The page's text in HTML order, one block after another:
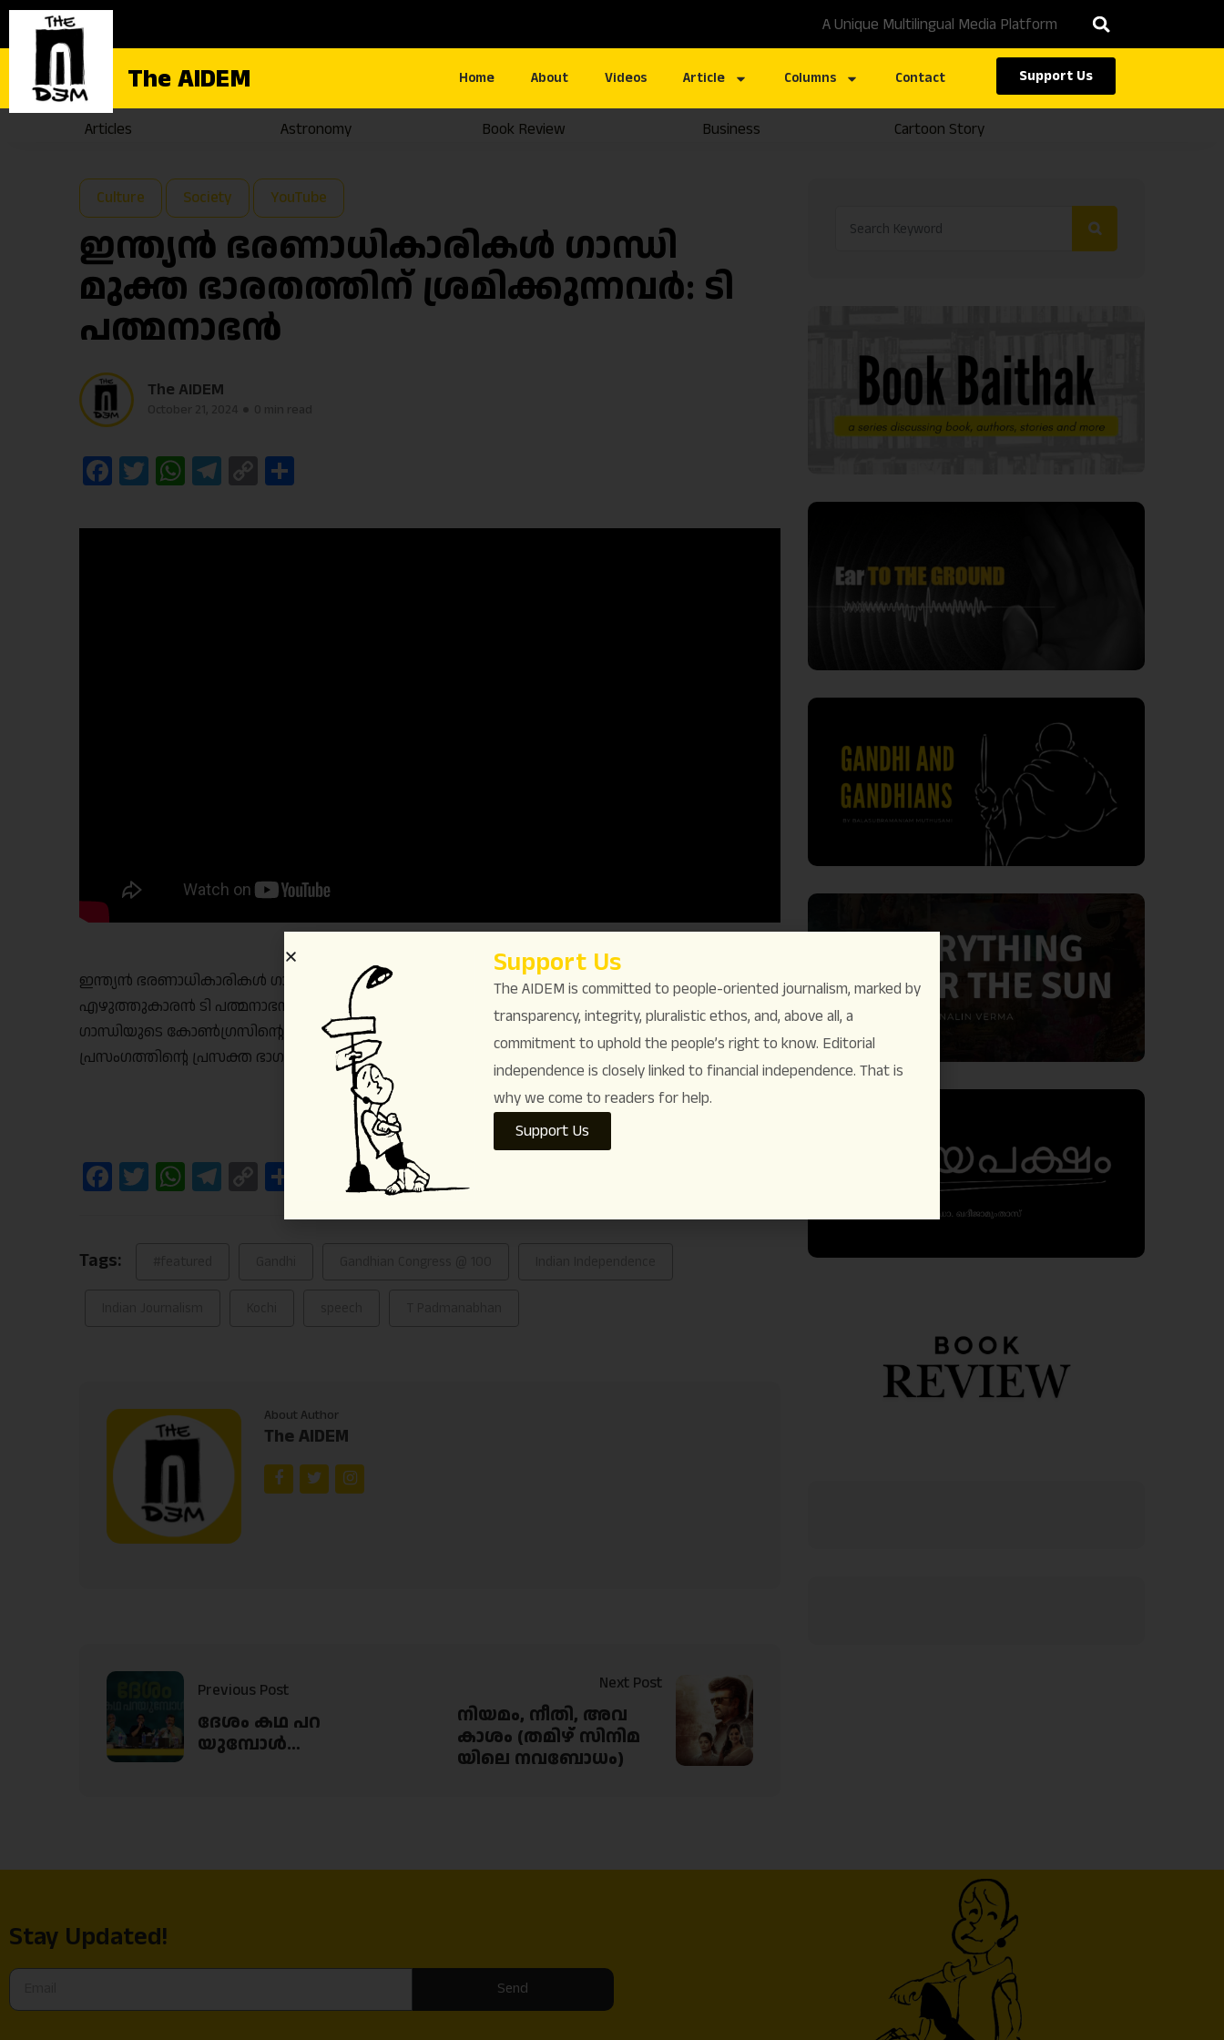
A Unique Multilingual Media Platform
The AIDEM Home About Videos Article Columns Contact Support Us
Articles Astronomy Book Review Business Cartoon Story
Culture Society YouTube
ഇന്ത്യൻ ഭരണാധികാരികൾ ഗാന്ധി
മുക്ത ഭാരതത്തിന് ശ്രമിക്കുന്നവർ: ടി
പത്മനാഭൻ
The AIDEM
Facebook
Twitter
WhatsApp
Telegram
Copy
Link
ഇന്ത്യൻ ഭരണാധികാരികൾ ഗാന്ധിയുടെ ഓർമ്മയെ മായിച്ചു കളയാനാണ് ശ്രമിക്കുന്നതെന്ന് പ്രശസ്ത
എഴുത്തുകാരൻ ടി പത്മനാഭൻ. ഇവർ ഗാന്ധിയെ വീണ്ടും വീണ്ടും കൊന്നു കൊണ്ടിരിക്കുകയാണ്.
ഗാന്ധിയുടെ കോൺഗ്രസിന്റെ നൂറാം വാർഷിക സെമിനാർ പരമ്പരയിൽ ടി പത്മനാഭൻ നടത്തിയ
പ്രസംഗത്തിന്റെ പ്രസക്ത ഭാഗങ്ങൾ ഇവിടെ കാണാം.
Like Dislike
Facebook
Twitter
WhatsApp
Telegram
Copy Share
Tags:
About Author
The AIDEM
Previous Post
ദേശം കഥ പറ
യുമ്പോൾ…
Next Post
നിയമം, നീതി, അവ
കാശം (തമിഴ് സിനിമ
യിലെ നവബോധം)
Stay Updated!
Send
Support Us
The AIDEM is committed to people-oriented journalism, marked by
transparency, integrity, pluralistic ethos, and, above all, a
commitment to uphold the people’s right to know. Editorial
independence is closely linked to financial independence. That is
why we come to readers for help.
Support Us